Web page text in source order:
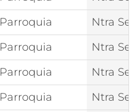
Parroquia
Ntra
Parroquia
Ntra
Parroquia
Ntra
Parroquia Ntra